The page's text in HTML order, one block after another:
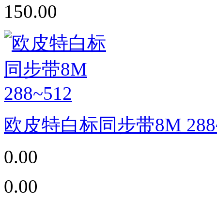
150.00
欧皮特白标同步带8M
0.00
0.00